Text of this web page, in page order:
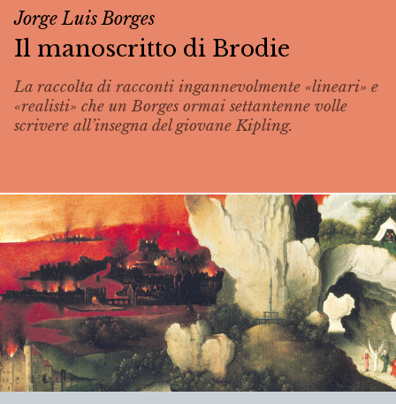
Jorge Luis Borges
Il manoscritto di Brodie
La raccolta di racconti ingannevolmente «lineari» e
«realisti» che un Borges ormai settantenne volle
scrivere all’insegna del giovane Kipling.